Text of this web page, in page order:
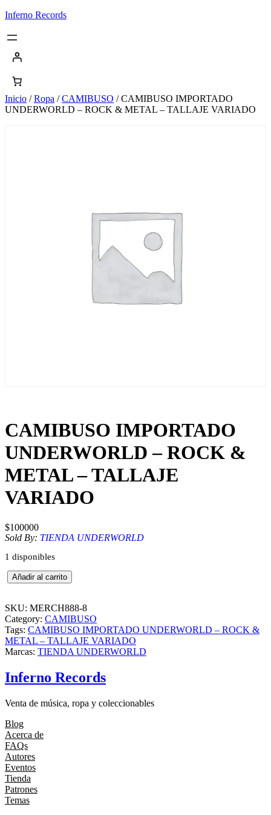
Saltar
contenido
Inferno Records
Inicio /Ropa /CAMIBUSO / CAMIBUSO IMPORTADO
UNDERWORLD – ROCK & METAL – TALLAJE VARIADO
CAMIBUSO IMPORTADO
UNDERWORLD – ROCK &
METAL – TALLAJE
VARIADO
$100000
Sold By: TIENDA UNDERWORLD
1 disponibles
C
A
I
B
U
S
O
M
P
R
A
D
O
U
N
D
E
R
Añadir al carrito
SKU: MERCH888-8
Category: CAMIBUSO
Tags: CAMIBUSO IMPORTADO UNDERWORLD – ROCK &
METAL – TALLAJE VARIADO
Marcas: TIENDA UNDERWORLD
Inferno Records
Venta de música, ropa y coleccionables
Blog
Acerca de
FAQs
Autores
Eventos
Tienda
Patrones
Temas